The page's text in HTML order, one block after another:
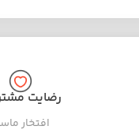
رضایت
افتخار